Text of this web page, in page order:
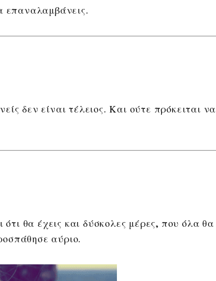
επαναλαμβάνεις.
δεν είναι τέλειος. Και ούτε πρόκειται να
ότι θα έχεις και δύσκολες μέρες, που όλα θα
αύριο.